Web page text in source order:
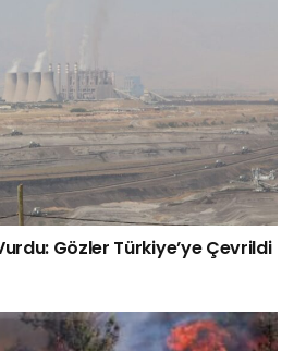
Gözler Türkiye’ye Çevrildi